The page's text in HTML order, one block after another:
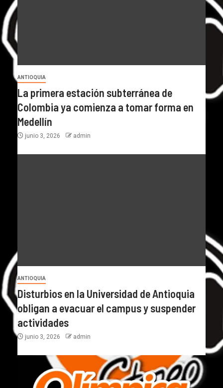
ANTIOQUIA
La primera estación subterránea de
Colombia ya comienza a tomar forma en
Medellín
junio 3, 2026 admin
ANTIOQUIA
Disturbios en la Universidad de Antioquia
obligan a evacuar el campus y suspender
actividades
junio 3, 2026 admin